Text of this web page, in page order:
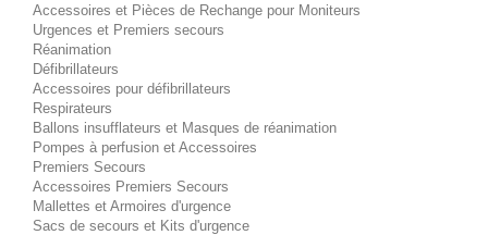
Accessoires et Pièces de Rechange pour Moniteurs
Urgences et Premiers secours
Réanimation
Défibrillateurs
Accessoires pour défibrillateurs
Respirateurs
Ballons insufflateurs et Masques de réanimation
Pompes à perfusion et Accessoires
Premiers Secours
Accessoires Premiers Secours
Mallettes et Armoires d'urgence
Sacs de secours et Kits d'urgence